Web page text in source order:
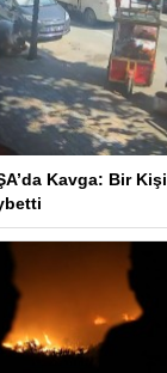
Kavga: Bir Kişi